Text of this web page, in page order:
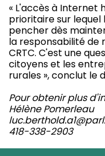
« L'accès à Internet
prioritaire sur
pencher dès
la responsabilité de
CRTC. C'est une
citoyens et les
rurales », conclut le
Pour obtenir plus
Hélène Pomerleau
418-338-2903